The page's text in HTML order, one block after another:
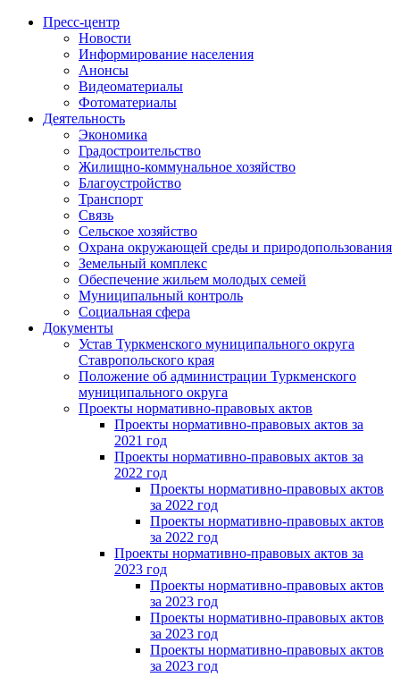
Пресс-центр
Новости
Информирование населения
Анонсы
Видеоматериалы
Фотоматериалы
Деятельность
Экономика
Градостроительство
Жилищно-коммунальное хозяйство
Благоустройство
Транспорт
Связь
Сельское хозяйство
Охрана окружающей среды и природопользования
Земельный комплекс
Обеспечение жильем молодых семей
Муниципальный контроль
Социальная сфера
Документы
Устав Туркменского муниципального округа
Ставропольского края
Положение об администрации Туркменского
муниципального округа
Проекты нормативно-правовых актов
Проекты нормативно-правовых актов за
2021 год
Проекты нормативно-правовых актов за
2022 год
Проекты нормативно-правовых актов
за 2022 год
Проекты нормативно-правовых актов
за 2022 год
Проекты нормативно-правовых актов за
2023 год
Проекты нормативно-правовых актов
за 2023 год
Проекты нормативно-правовых актов
за 2023 год
Проекты нормативно-правовых актов
за 2023 год